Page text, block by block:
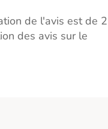
de l'avis est de 2
des avis sur le